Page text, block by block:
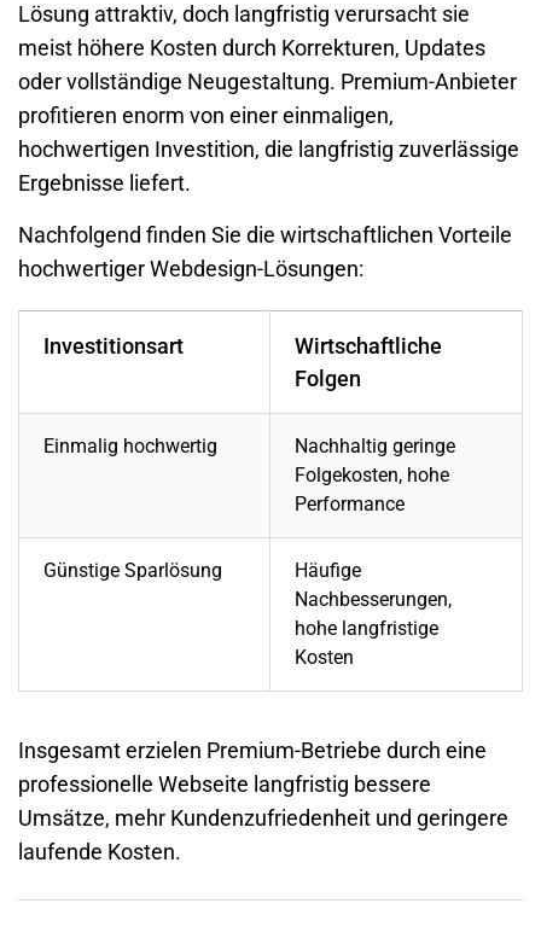
Lösung attraktiv, doch langfristig verursacht sie
meist höhere Kosten durch Korrekturen, Updates
oder vollständige Neugestaltung. Premium-Anbieter
profitieren enorm von einer einmaligen,
hochwertigen Investition, die langfristig zuverlässige
Ergebnisse liefert.
Nachfolgend finden Sie die wirtschaftlichen Vorteile
hochwertiger Webdesign-Lösungen:
Investitionsart
Wirtschaftliche
Folgen
Einmalig hochwertig
Nachhaltig geringe
Folgekosten, hohe
Performance
Günstige Sparlösung
Häufige
Nachbesserungen,
hohe langfristige
Kosten
Insgesamt erzielen Premium-Betriebe durch eine
professionelle Webseite langfristig bessere
Umsätze, mehr Kundenzufriedenheit und geringere
laufende Kosten.